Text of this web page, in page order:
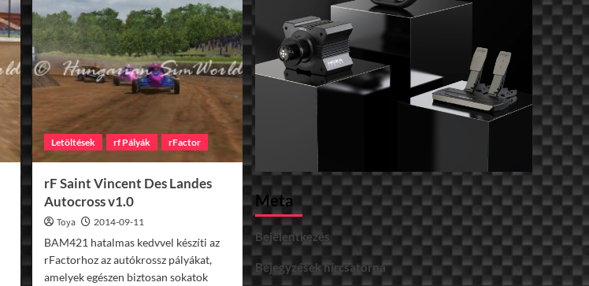
v1.0
Letöltések rf Pályák rFactor
rF Saint Vincent Des Landes
Autocross v1.0
Toya 2014-09-11
BAM421 hatalmas kedvvel készíti az
rFactorhoz az autókrossz pályákat,
amelyek egészen biztosan sokatok
Meta
Bejelentkezés
Bejegyzések hírcsatorna